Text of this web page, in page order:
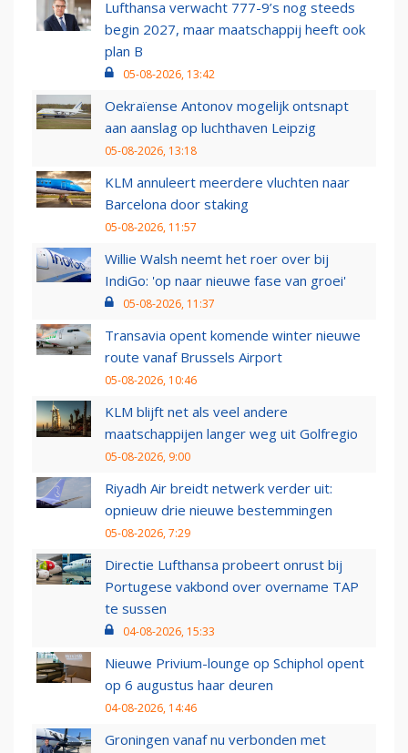
Lufthansa verwacht 777-9’s nog steeds
begin 2027, maar maatschappij heeft ook
plan B
05-08-2026, 13:42
Oekraïense Antonov mogelijk ontsnapt
aan aanslag op luchthaven Leipzig
05-08-2026, 13:18
KLM annuleert meerdere vluchten naar
Barcelona door staking
05-08-2026, 11:57
Willie Walsh neemt het roer over bij
IndiGo: 'op naar nieuwe fase van groei'
05-08-2026, 11:37
Transavia opent komende winter nieuwe
route vanaf Brussels Airport
05-08-2026, 10:46
KLM blijft net als veel andere
maatschappijen langer weg uit Golfregio
05-08-2026, 9:00
Riyadh Air breidt netwerk verder uit:
opnieuw drie nieuwe bestemmingen
05-08-2026, 7:29
Directie Lufthansa probeert onrust bij
Portugese vakbond over overname TAP
te sussen
04-08-2026, 15:33
Nieuwe Privium-lounge op Schiphol opent
op 6 augustus haar deuren
04-08-2026, 14:46
Groningen vanaf nu verbonden met